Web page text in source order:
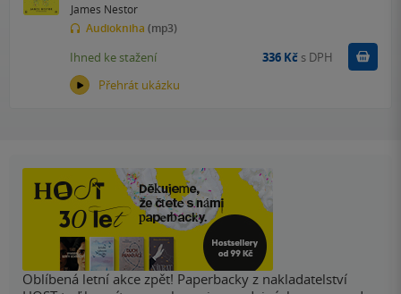
James Nestor
Audiokniha (mp3)
Přehrát ukázku
Ihned ke stažení 336 Kč s DPH Koupit
Oblíbená letní akce zpět! Paperbacky z nakladatelství